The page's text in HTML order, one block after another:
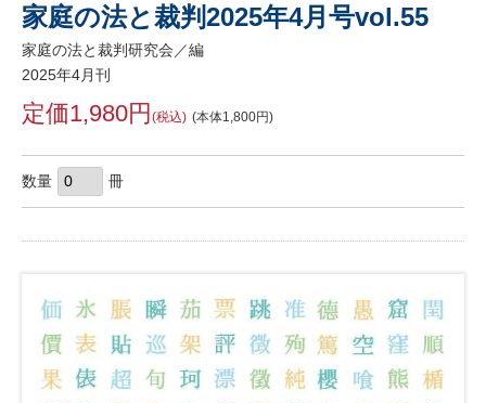
家庭の法と裁判2025年4月号vol.55
家庭の法と裁判研究会／編
2025年4月刊
定価1,980円 (税込) (本体1,800円)
数量 冊